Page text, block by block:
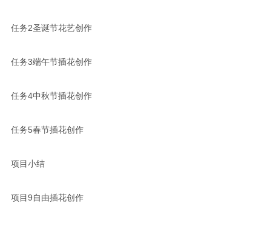
任务2圣诞节花艺创作
任务3端午节插花创作
任务4中秋节插花创作
任务5春节插花创作
项目小结
项目9自由插花创作